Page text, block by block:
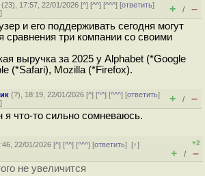
(23), 17:57, 22/01/2026 [^] [^^] [^^^] [ответить]
] + / –
и его поддерживать сегодня могут
сравнения три компании со своими
выручка за 2025 у Alphabet (*Google
(*Safari), Mozilla (*Firefox).
(?), 18:19, 22/01/2026 [^] [^^] [^^^] [ответить]
] + / –
я что-то сильно сомневаюсь.
22/01/2026 [^] [^^] [^^^] [ответить][↑]
+2
+ / –
не увеличится